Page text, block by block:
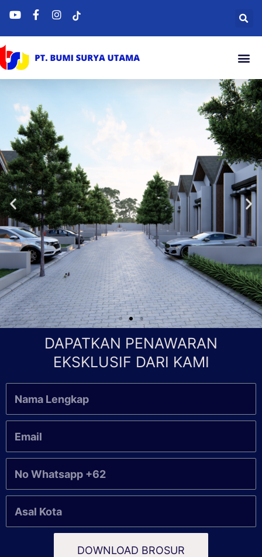
DAPATKAN PENAWARAN
EKSKLUSIF DARI KAMI
DOWNLOAD BROSUR